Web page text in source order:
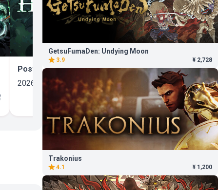
Post-Launch Patch 2 - Hotfix 5
2026.07.28
2026.06.16
GetsuFumaDen: Undying Moon
3.9 ¥ 2,728
Trakonius
4.1 ¥ 1,200